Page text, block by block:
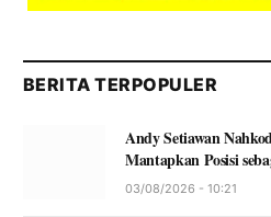
BERITA TERPOPULER
Andy Setiawan
Mantapkan Posisi
03/08/2026 - 10:21